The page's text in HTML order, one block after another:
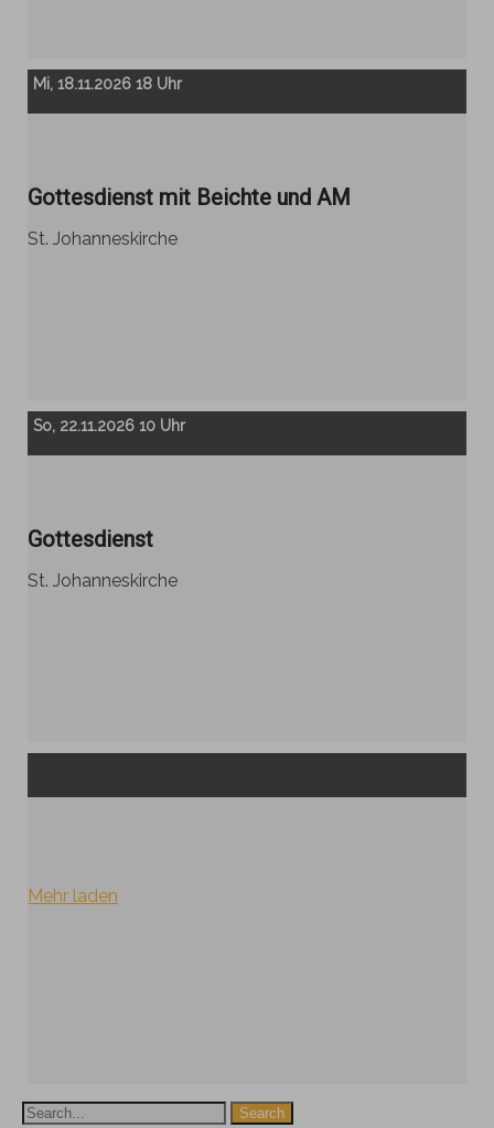
Mi, 18.11.2026 18 Uhr
Gottesdienst mit Beichte und AM
St. Johanneskirche
So, 22.11.2026 10 Uhr
Gottesdienst
St. Johanneskirche
Mehr laden